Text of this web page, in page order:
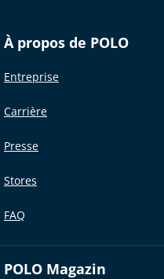
À propos de POLO
Entreprise
Carrière
Presse
Stores
FAQ
POLO Magazin